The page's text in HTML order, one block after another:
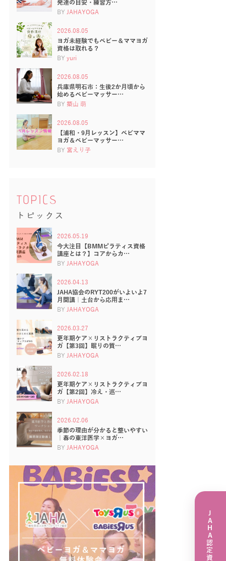
発達の目安・練習方…
BY JAHAYOGA
2026.08.05
ヨガ未経験でもベビー＆ママヨガ
資格は取れる？
BY yuri
2026.08.05
兵庫県明石市：生後2か月頃から
始めるベビーマッサー…
BY 築山 萌
2026.08.05
【浦和・9月レッスン】ベビママ
ヨガ＆ベビーマッサー…
BY 宮えり子
TOPICS
トピックス
2026.05.19
今大注目【BMMピラティス資格
講座とは？】コアからカ…
BY JAHAYOGA
2026.04.13
JAHA協会のRYT200がいよいよ7
月開講｜土台から応用ま…
BY JAHAYOGA
2026.03.27
更年期ケア×リストラクティブヨ
ガ【第3回】眠りの質…
BY JAHAYOGA
2026.02.18
更年期ケア×リストラクティブヨ
ガ【第2回】冷え・巡…
BY JAHAYOGA
2026.02.06
季節の理由が分かると整いやすい
｜春の東洋医学×ヨガ…
BY JAHAYOGA